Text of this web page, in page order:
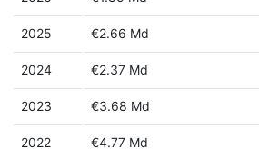
2025 €2.66 Md
2024 €2.37 Md
2023 €3.68 Md
2022 €4.77 Md